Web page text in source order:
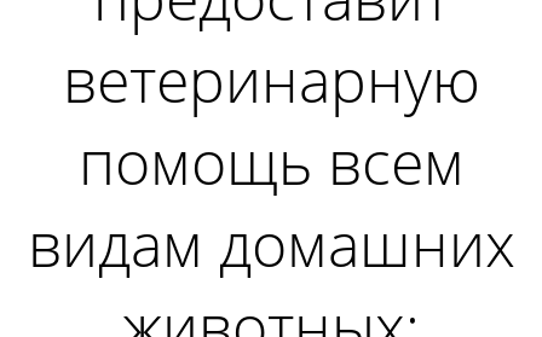
ветеринарную
помощь всем
видам домашних